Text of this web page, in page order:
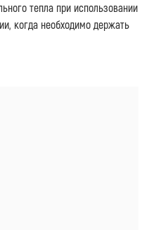
тепла при использовании
когда необходимо держать